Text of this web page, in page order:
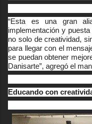
“Esta es una gran
implementación y
no solo de creatividad,
para llegar con el
se puedan obtener
Danisarte”, agregó el
Educando con